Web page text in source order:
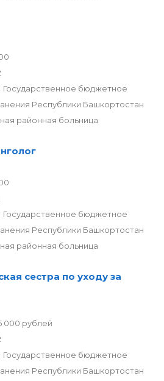
бюджетное
Республики Башкортостан
районная больница
бюджетное
Республики Башкортостан
районная больница
сестра по уходу за
000 рублей
бюджетное
Республики Башкортостан